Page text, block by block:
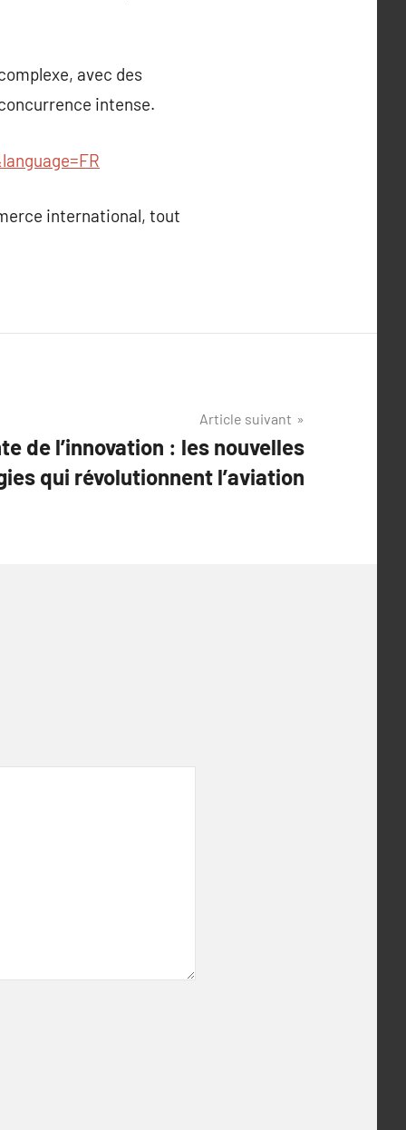
avec des
intense.
international, tout
Article suivant
de l’innovation : les nouvelles
qui révolutionnent l’aviation